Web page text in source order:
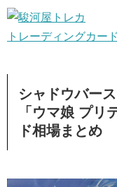
トレーディングカー
シャドウバー
「ウマ娘 プリ
ド相場まとめ